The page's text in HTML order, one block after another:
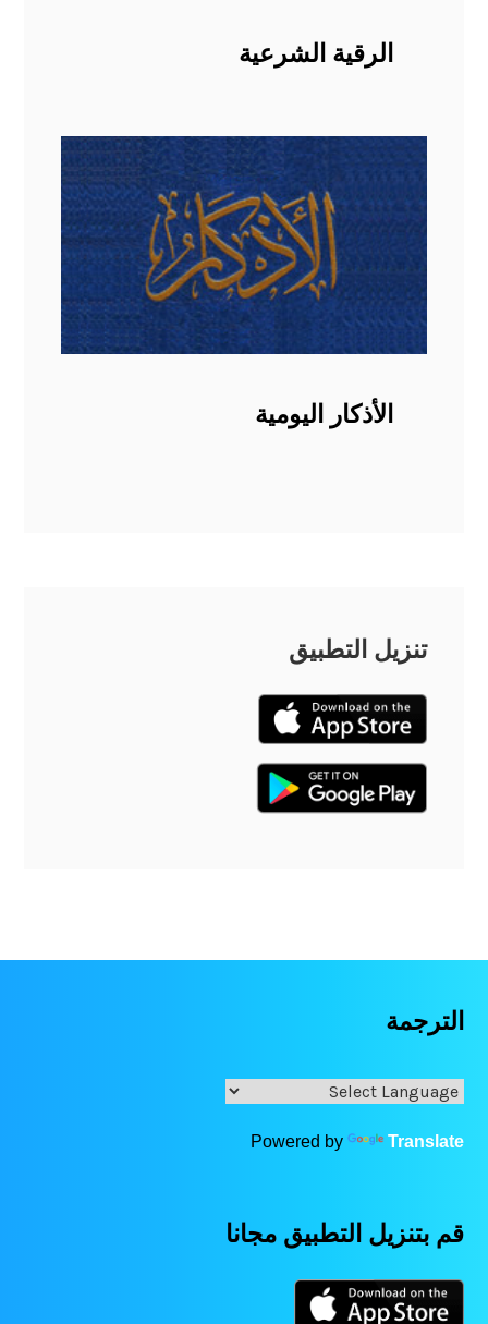
الرقية الشرعية
الأذكار اليومية
تنزيل التطبيق
الترجمة
Powered by Translate
قم بتنزيل التطبيق مجانا